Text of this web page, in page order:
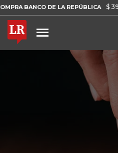
DE LA REPÚBLICA $ 399.745,16